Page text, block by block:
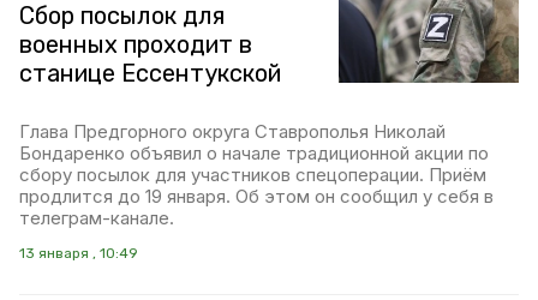
Сбор посылок для
военных проходит в
станице Ессентукской
Глава Предгорного округа Ставрополья Николай
Бондаренко объявил о начале традиционной акции по
сбору посылок для участников спецоперации. Приём
продлится до 19 января. Об этом он сообщил у себя в
телеграм-канале.
13 января , 10:49